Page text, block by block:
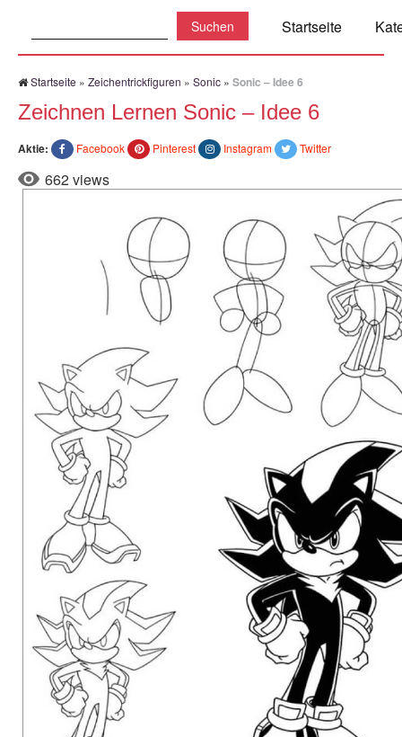
Startseite
Startseite » Zeichentrickfiguren » Sonic » Sonic – Idee 6
Zeichnen Lernen Sonic – Idee 6
Aktie: Facebook Pinterest Instagram Twitter
662 views